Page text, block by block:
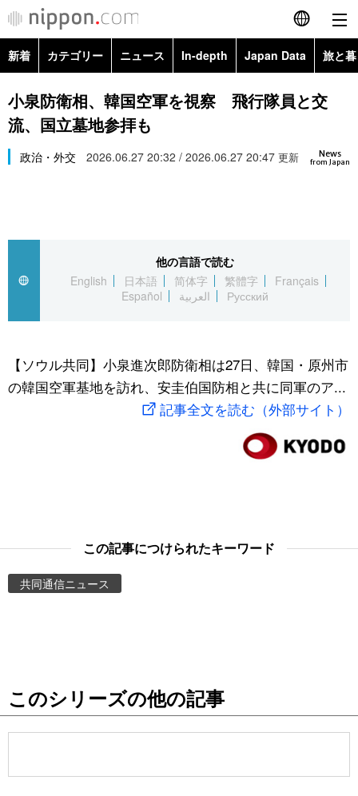
English
简体字
Русский
カテゴリー
経済・ビジネス
国際
文化
トップ
アーカイブ
In-depth
Japan Data
動画/Live
お知らせ
新着 カテゴリー ニュース In-depth Japan Data 旅と
政治・外交
経済・ビジネス
スポーツ・東京2020
Topics
小泉防衛相、韓国空軍を視察 飛行隊員と交
流、国立墓地参拝も
News
from Japan
政治・外交 2026.06.27 20:32 / 2026.06.27 20:47 更新
他の言語で読む
English
日本語 简体字 繁體字
Français
Español
العربية Русский
【ソウル共同】小泉進次郎防衛相は27日、韓国・原州市
の韓国空軍基地を訪れ、安圭伯国防相と共に同軍のア...
記事全文を読む（外部サイト）
この記事につけられたキーワード
共同通信ニュース
このシリーズの他の記事